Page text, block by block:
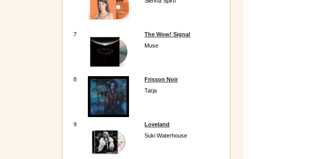
7
The Wow! Signal
Muse
8
Frisson Noir
Tarja
9
Loveland
Suki Waterhouse